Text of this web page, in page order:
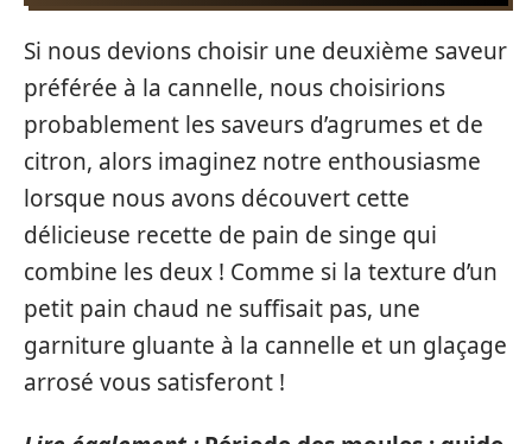
Si nous devions choisir une deuxième saveur
préférée à la cannelle, nous choisirions
probablement les saveurs d’agrumes et de
citron, alors imaginez notre enthousiasme
lorsque nous avons découvert cette
délicieuse recette de pain de singe qui
combine les deux ! Comme si la texture d’un
petit pain chaud ne suffisait pas, une
garniture gluante à la cannelle et un glaçage
arrosé vous satisferont !